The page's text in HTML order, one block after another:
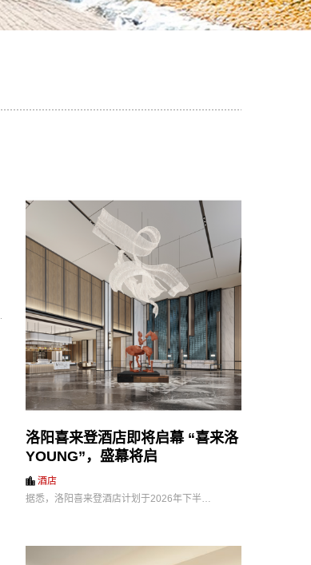
洛阳喜来登酒店即将启幕 “喜来洛
YOUNG”，盛幕将启
酒店
据悉，洛阳喜来登酒店计划于2026年下半…